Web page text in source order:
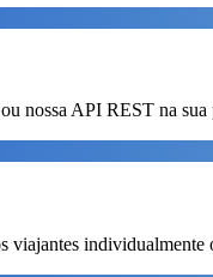
nossa API REST na sua
viajantes individualmente